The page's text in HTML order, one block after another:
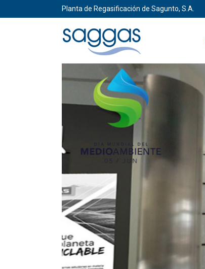
Planta de Regasificación de Sagunto, S.A.